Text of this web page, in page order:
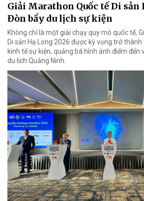
Giải Marathon Quốc tế Di sản
Đòn bẩy du lịch sự kiện
Không chỉ là một giải chạy quy mô quốc tế,
Di sản Hạ Long 2026 được kỳ vọng trở
kinh tế sự kiện, quảng bá hình ảnh điểm đến
du lịch Quảng Ninh.